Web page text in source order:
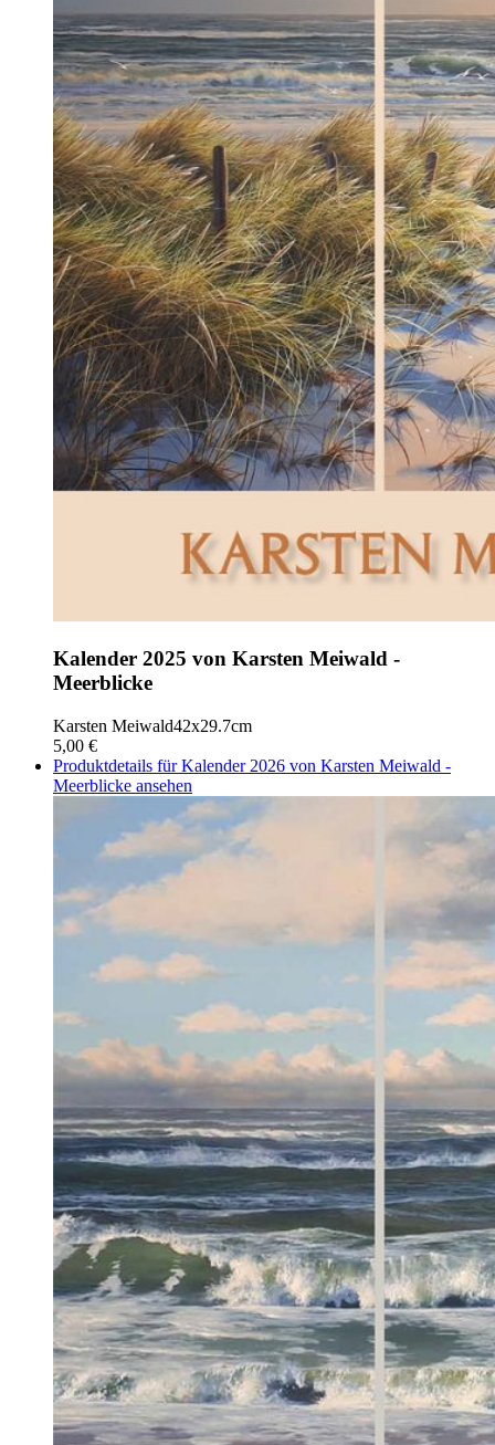
Kalender 2025 von Karsten Meiwald -
Meerblicke
Karsten Meiwald42x29.7cm
5,00 €
Produktdetails für Kalender 2026 von Karsten Meiwald -
Meerblicke ansehen